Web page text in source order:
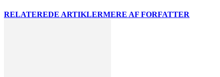
RELATEREDE ARTIKLERMERE AF FORFATTER